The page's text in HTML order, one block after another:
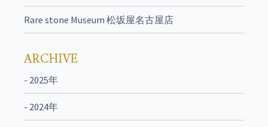
Rare stone Museum 松坂屋名古屋店
ARCHIVE
- 2025年
- 2024年